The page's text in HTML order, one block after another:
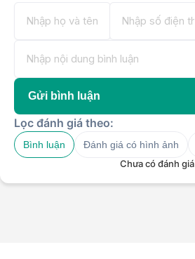
Gửi bình luận
Lọc đánh giá theo:
Bình luận Đánh giá có hình ảnh
Chưa có đánh giá